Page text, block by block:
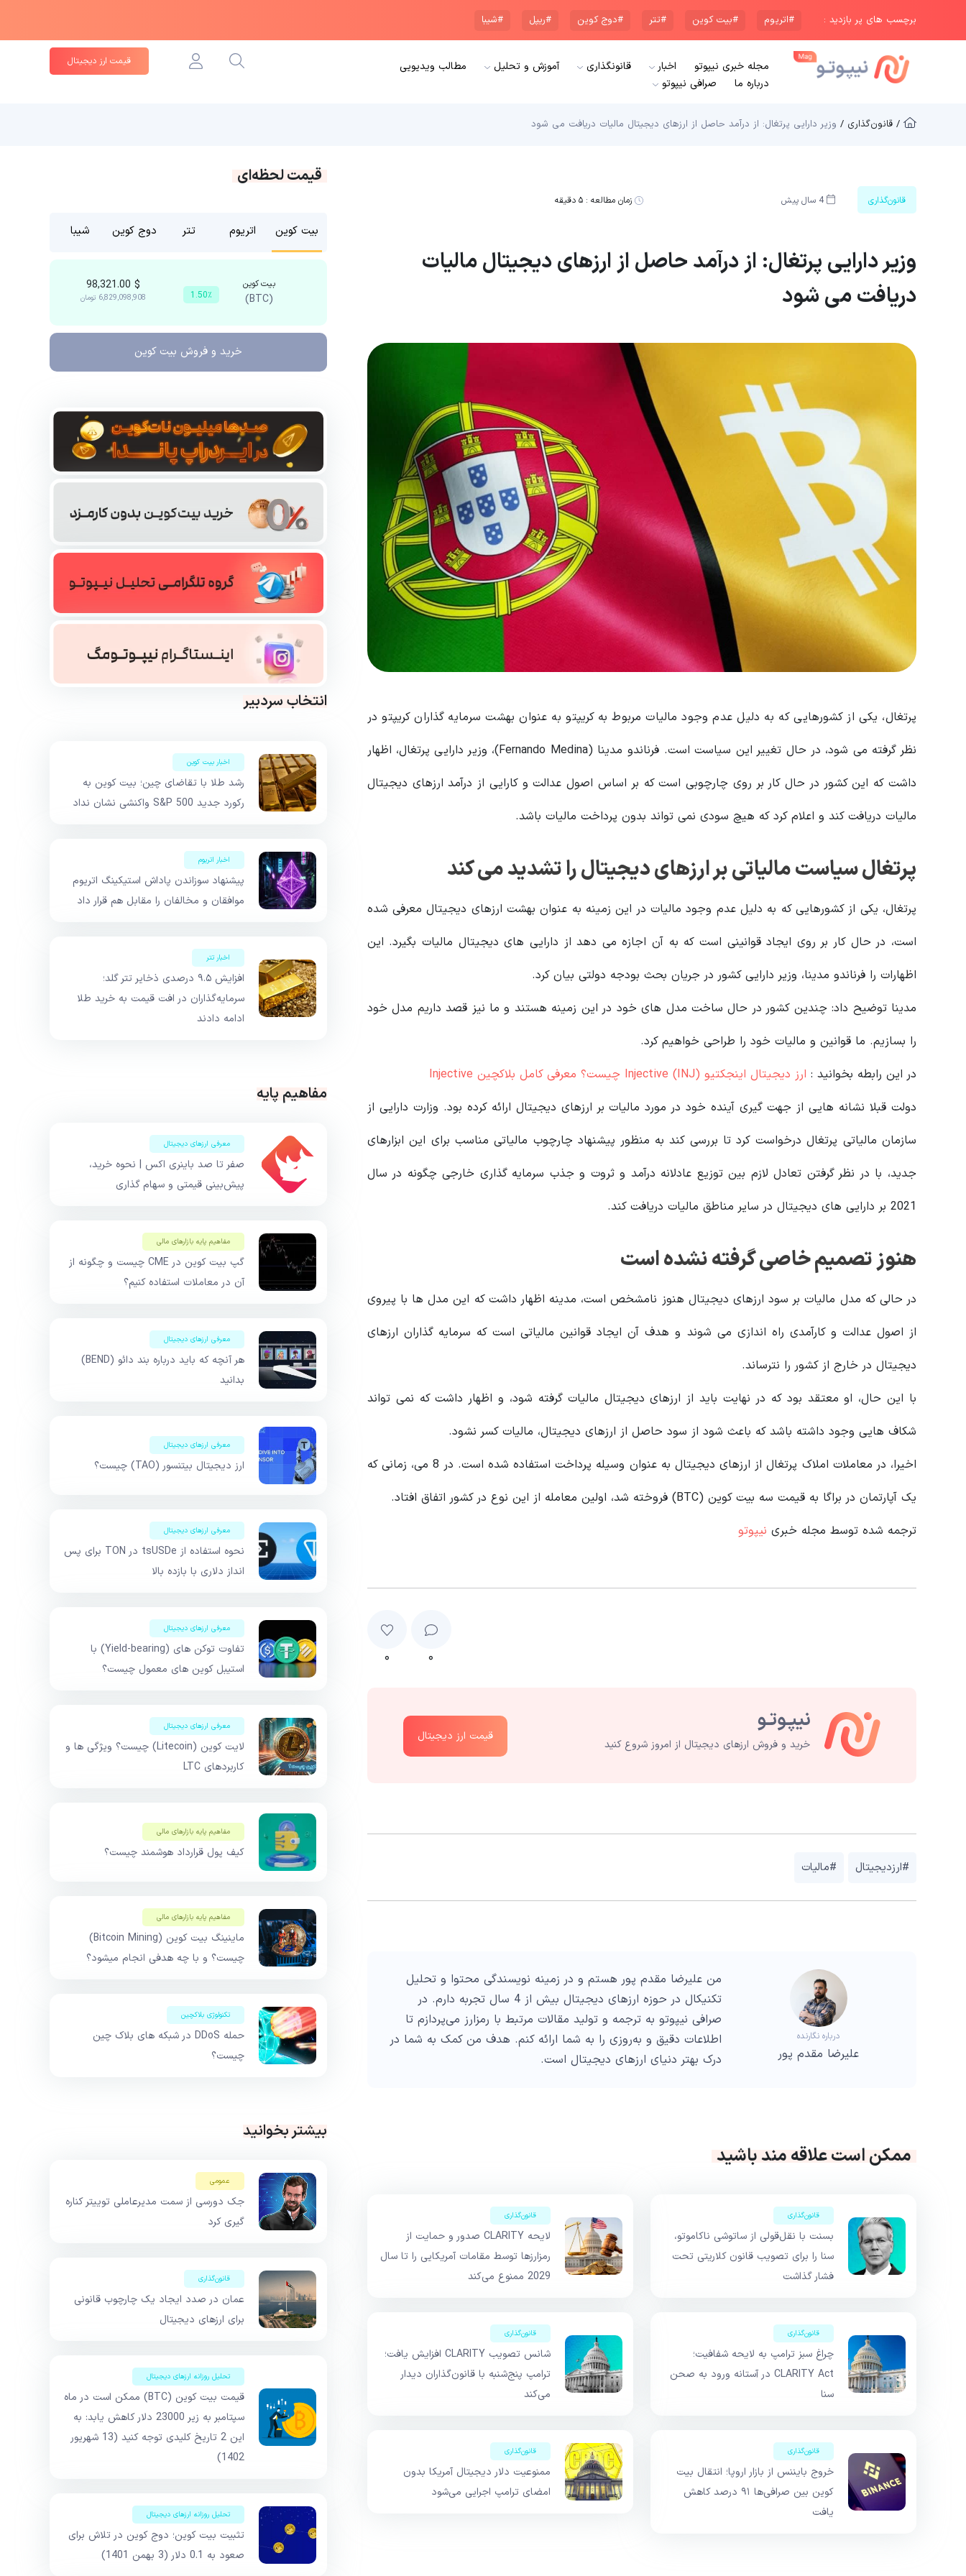
برچسب های پر بازدید : #اتریوم #بیت کوین #تتر #دوج کوین #ریپل #شیبا
مجله خبری نیپوتو اخبار قانونگذاری آموزش و تحلیل
مطالب ویدیویی
درباره ما
صرافی نیپوتو
قیمت ارز دیجیتال
/ قانون‌گذاری / وزیر دارایی پرتغال: از درآمد حاصل از ارزهای دیجیتال مالیات دریافت می شود
قانون‌گذاری 4 سال پیش زمان مطالعه :۵ دقیقه
وزیر دارایی پرتغال: از درآمد حاصل از ارزهای دیجیتال مالیات
دریافت می شود
پرتغال، یکی از کشورهایی که به دلیل عدم وجود مالیات مربوط به کریپتو به عنوان بهشت ​​سرمایه گذاران کریپتو در
نظر گرفته می شود، در حال تغییر این سیاست است. فرناندو مدینا (Fernando Medina)، وزیر دارایی پرتغال، اظهار
داشت که این کشور در حال کار بر روی چارچوبی است که بر اساس اصول عدالت و کارایی از درآمد ارزهای دیجیتال
مالیات دریافت کند و اعلام کرد که هیچ سودی نمی تواند بدون پرداخت مالیات باشد.
پرتغال سیاست مالیاتی بر ارزهای دیجیتال را تشدید می کند
پرتغال، یکی از کشورهایی که به دلیل عدم وجود مالیات در این زمینه به عنوان بهشت ​​ارزهای دیجیتال معرفی شده
است، در حال کار بر روی ایجاد قوانینی است که به آن اجازه می دهد از دارایی های دیجیتال مالیات بگیرد. این
اظهارات را فرناندو مدینا، وزیر دارایی کشور در جریان بحث بودجه دولتی بیان کرد.
مدینا توضیح داد: چندین کشور در حال ساخت مدل های خود در این زمینه هستند و ما نیز قصد داریم مدل خود
را بسازیم. ما قوانین و مالیات خود را طراحی خواهیم کرد.
در این رابطه بخوانید‌ : ارز دیجیتال اینجکتیو Injective (INJ) چیست؟ معرفی کامل بلاکچین Injective
دولت قبلا نشانه هایی از جهت گیری آینده خود در مورد مالیات بر ارزهای دیجیتال ارائه کرده بود. وزارت دارایی از
سازمان مالیاتی پرتغال درخواست کرد تا بررسی کند به منظور پیشنهاد چارچوب مالیاتی مناسب برای این ابزارهای
جدید، با در نظر گرفتن تعادل لازم بین توزیع عادلانه درآمد و ثروت و جذب سرمایه گذاری خارجی چگونه در سال
2021 بر دارایی های دیجیتال در سایر مناطق مالیات دریافت کند.
هنوز تصمیم خاصی گرفته نشده است
در حالی که مدل‌ مالیات بر سود ارزهای دیجیتال هنوز نامشخص است، مدینه اظهار داشت که این مدل‌ ها با پیروی
از اصول عدالت و کارآمدی راه‌ اندازی می‌ شوند و هدف آن ایجاد قوانین مالیاتی است که سرمایه‌ گذاران ارزهای
دیجیتال در خارج از کشور را نترساند.
با این حال، او معتقد بود که در نهایت باید از ارزهای دیجیتال مالیات گرفته شود، و اظهار داشت که نمی‌ تواند
شکاف‌ هایی وجود داشته باشد که باعث شود از سود حاصل از ارزهای دیجیتال، مالیات کسر نشود.
اخیرا، در معاملات املاک پرتغال از ارزهای دیجیتال به عنوان وسیله پرداخت استفاده شده است. در 8 می، زمانی که
یک آپارتمان در براگا به قیمت سه بیت کوین (BTC) فروخته شد، اولین معامله از این نوع در کشور اتفاق افتاد.
ترجمه شده توسط مجله خبری نیپوتو
۰ ۰
خرید و فروش ارزهای دیجیتال از امروز شروع کنید
قیمت ارز دیجیتال
#ارزدیجیتال #مالیات
درباره نگارنده
علیرضا مقدم پور
من علیرضا مقدم پور هستم و در زمینه نویسندگی محتوا و تحلیل
تکنیکال در حوزه ارزهای دیجیتال بیش از 4 سال تجربه دارم. در
صرافی نیپوتو به ترجمه و تولید مقالات مرتبط با رمزارز می‌پردازم تا
اطلاعات دقیق و به‌روزی را به شما ارائه کنم. هدف من کمک به شما در
درک بهتر دنیای ارزهای دیجیتال است.
ممکن است علاقه مند باشید
قانون‌گذاری
بسنت با نقل‌قولی از ساتوشی ناکاموتو،
سنا را برای تصویب قانون کلاریتی تحت
فشار گذاشت
قانون‌گذاری
لایحه CLARITY صدور و حمایت از
رمزارزها توسط مقامات آمریکایی را تا سال
2029 ممنوع می‌کند
قانون‌گذاری
چراغ سبز ترامپ به لایحه شفافیت؛
CLARITY Act در آستانه ورود به صحن
سنا
قانون‌گذاری
شانس تصویب CLARITY افزایش یافت؛
ترامپ پنج‌شنبه با قانون‌گذاران دیدار
می‌کند
قانون‌گذاری
خروج بایننس از بازار اروپا؛ انتقال بیت
کوین بین صرافی‌ها ۹۱ درصد کاهش
یافت
قانون‌گذاری
ممنوعیت دلار دیجیتال آمریکا بدون
امضای ترامپ اجرایی می‌شود
قیمت لحظه‌ای
بیت کوین اتریوم تتر دوج کوین شیبا
بیت کوین
(BTC) 1.50٪
$
6,829,098,908 تومان
خرید و فروش بیت کوین
انتخاب سردبیر
اخبار بیت کوین
رشد طلا با تقاضای چین؛ بیت کوین به
رکورد جدید S&P 500 واکنشی نشان نداد
اخبار اتریوم
پیشنهاد سوزاندن پاداش استیکینگ اتریوم
موافقان و مخالفان را مقابل هم قرار داد
اخبار تتر
افزایش ۹.۵ درصدی ذخایر تتر گلد؛
سرمایه‌گذاران در افت قیمت به خرید طلا
ادامه دادند
مفاهیم پایه
معرفی ارزهای دیجیتال
صفر تا صد باینری اکس | نحوه خرید،
پیش‌بینی قیمتی و سهام گذاری
مفاهیم پایه بازار‌های مالی
گپ بیت کوین در CME چیست و چگونه از
آن در معاملات استفاده کنیم؟
معرفی ارزهای دیجیتال
هر آنچه که باید درباره بند دائو (BEND)
بدانید
معرفی ارزهای دیجیتال
ارز دیجیتال بیتنسور (TAO) چیست؟
معرفی ارزهای دیجیتال
نحوه استفاده از tsUSDe در TON برای پس
انداز دلاری با بازده بالا
معرفی ارزهای دیجیتال
تفاوت توکن های (Yield-bearing) با
استیبل کوین های معمول چیست؟
معرفی ارزهای دیجیتال
لایت کوین (Litecoin) چیست؟ ویژگی ها و
کاربردهای LTC
مفاهیم پایه بازار‌های مالی
کیف پول قرارداد هوشمند چیست؟
مفاهیم پایه بازار‌های مالی
ماینینگ بیت کوین (Bitcoin Mining)
چیست؟ و با چه هدفی انجام میشود؟
تکنولوژی بلاکچین
حمله DDoS در شبکه های بلاک چین
چیست؟
بیشتر بخوانید
عمومی
جک دورسی از سمت مدیرعاملی توییتر کناره
گیری کرد
قانون‌گذاری
عمان در صدد ایجاد یک چارچوب قانونی
برای ارزهای دیجیتال
تحلیل روزانه ارزهای دیجیتال
قیمت بیت کوین (BTC) ممکن است در ماه
سپتامبر به زیر 23000 دلار کاهش یابد: به
این 2 تاریخ کلیدی توجه کنید (13 شهریور
1402)
تحلیل روزانه ارزهای دیجیتال
تثبیت بیت کوین؛ دوج کوین در تلاش برای
صعود به 0.1 دلار (3 بهمن 1401)